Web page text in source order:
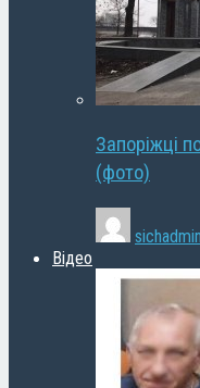
Запоріжці
(фото)
sichadmin
Відео